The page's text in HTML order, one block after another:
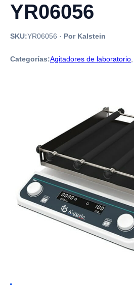
YR06056
SKU:YR06056 · Por Kalstein
Categorías:Agitadores de laboratorio